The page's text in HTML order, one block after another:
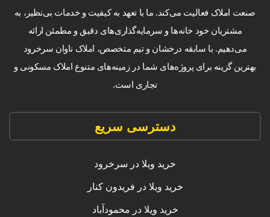
صنعت املاک فعالیت می‌کند. ما با تعهد به کیفیت و خدمات بی‌نظیر، به
مشتریان خود خانه‌ها و سرمایه‌گذاری‌های دقیق و مطمئن ارائه
می‌دهیم. با سابقه درخشان و تیم متخصص، املاک ناوان سرخرود
بهترین گزینه برای پروژه‌های شما در زمینه‌های متنوع املاک مسکونی و
تجاری است.
دسترسی سریع
خرید ویلا در سرخرود
خرید ویلا در فریدون کنار
خرید ویلا در محمودآباد